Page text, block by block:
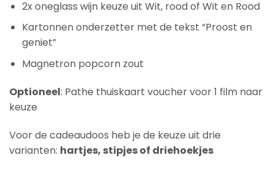
2x oneglass wijn keuze uit Wit, rood of Wit en Rood
Kartonnen onderzetter met de tekst “Proost en
geniet”
Magnetron popcorn zout
Optioneel: Pathe thuiskaart voucher voor 1 film naar
keuze
Voor de cadeaudoos heb je de keuze uit drie
varianten: hartjes, stipjes of driehoekjes